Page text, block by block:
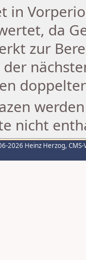
in
da
zur
nicht
2026 Heinz Herzog,